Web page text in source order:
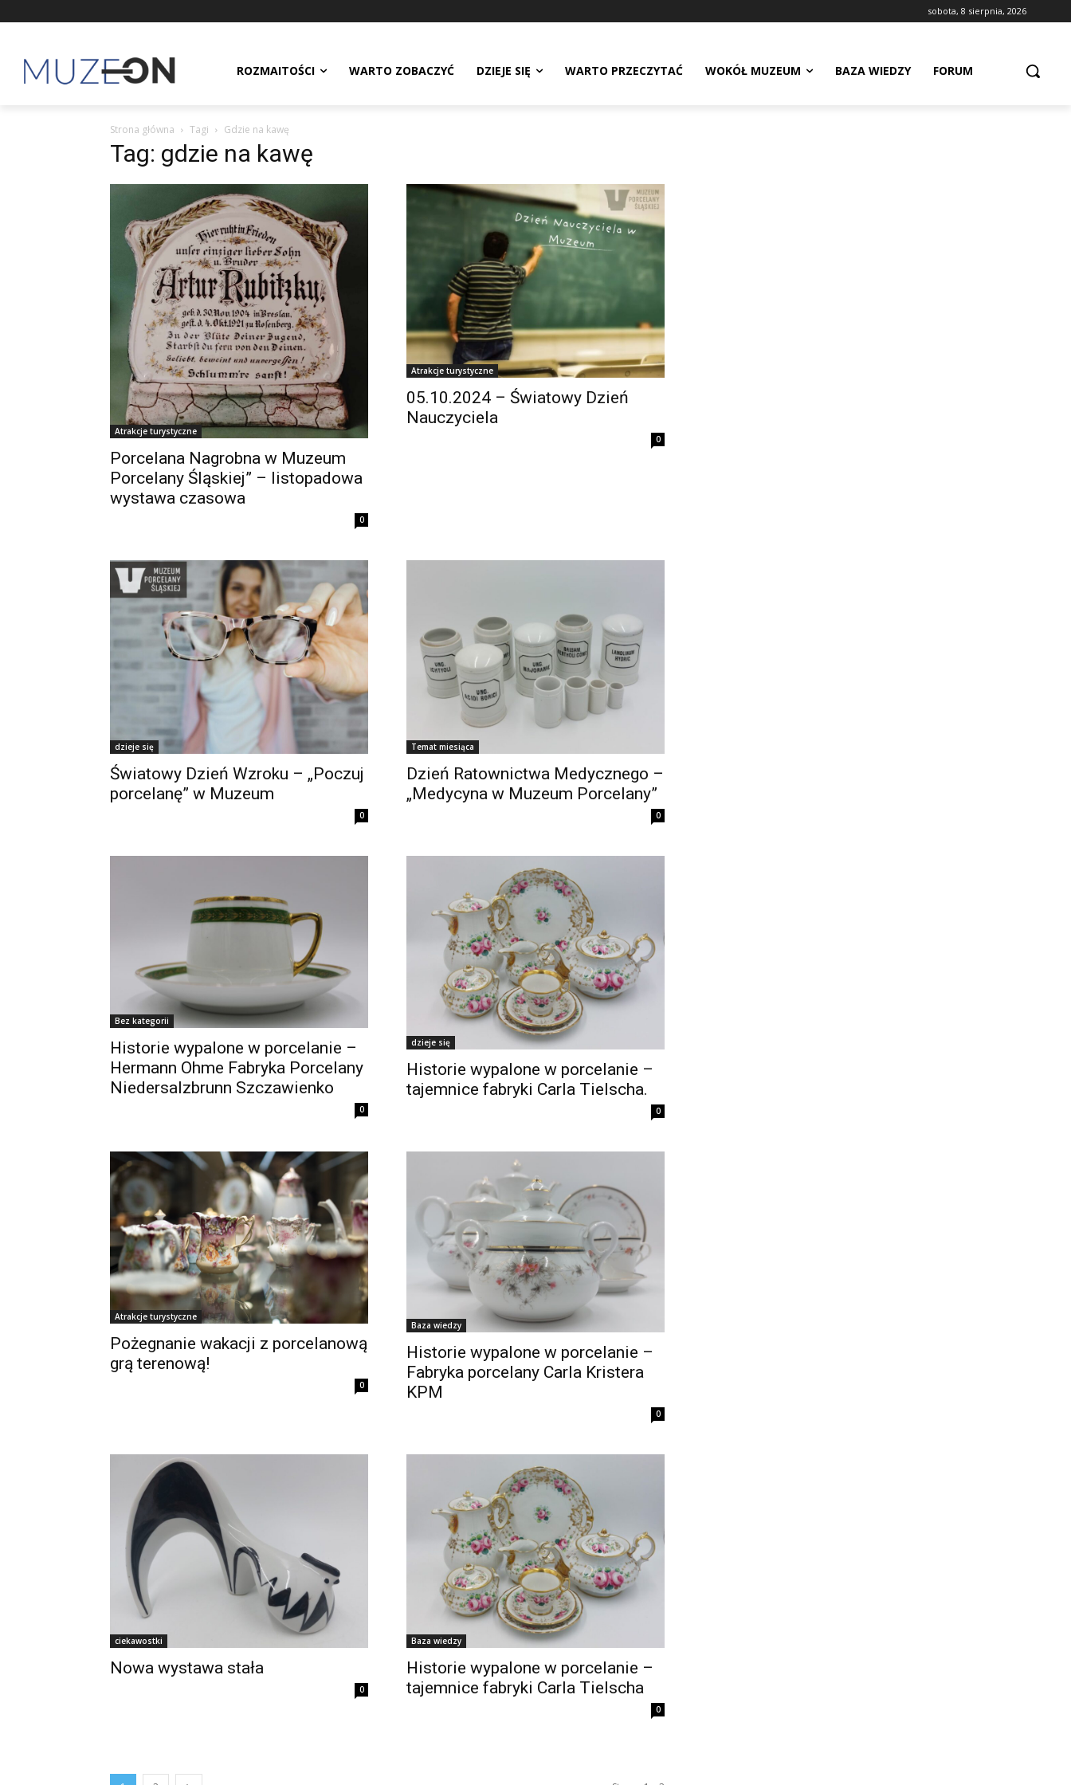
sobota, 8 sierpnia, 2026
ROZMAITOŚCI WARTO ZOBACZYĆ DZIEJE SIĘ WARTO PRZECZYTAĆ WOKÓŁ MUZEUM BAZA WIEDZY FORUM
Strona główna Tagi Gdzie na kawę
Tag: gdzie na kawę
Atrakcje turystyczne
Porcelana Nagrobna w Muzeum
Porcelany Śląskiej” – listopadowa
wystawa czasowa
0
Atrakcje turystyczne
05.10.2024 – Światowy Dzień
Nauczyciela
0
dzieje się
Światowy Dzień Wzroku – „Poczuj
porcelanę” w Muzeum
0
Temat miesiąca
Dzień Ratownictwa Medycznego –
„Medycyna w Muzeum Porcelany”
0
Bez kategorii
Historie wypalone w porcelanie –
Hermann Ohme Fabryka Porcelany
Niedersalzbrunn Szczawienko
0
dzieje się
Historie wypalone w porcelanie –
tajemnice fabryki Carla Tielscha.
0
Atrakcje turystyczne
Pożegnanie wakacji z porcelanową
grą terenową!
0
Baza wiedzy
Historie wypalone w porcelanie –
Fabryka porcelany Carla Kristera
KPM
0
ciekawostki
Nowa wystawa stała
0
Baza wiedzy
Historie wypalone w porcelanie –
tajemnice fabryki Carla Tielscha
0